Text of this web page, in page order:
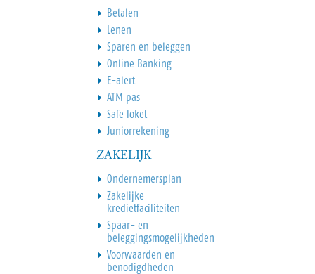
Betalen
Lenen
Sparen en beleggen
Online Banking
E-alert
ATM pas
Safe loket
Juniorrekening
ZAKELIJK
Ondernemersplan
Zakelijke
kredietfaciliteiten
Spaar- en
beleggingsmogelijkheden
Voorwaarden en
benodigdheden